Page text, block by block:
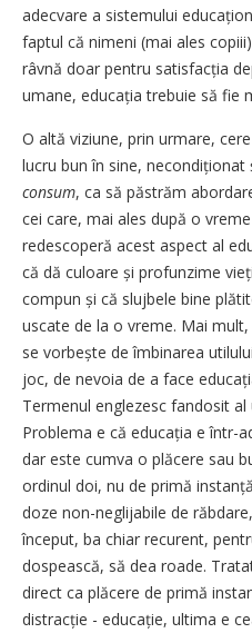
adecvare a sistemului
faptul că nimeni (mai ales
râvnă doar pentru satisfacția
umane, educația trebuie să fie
O altă viziune, prin urmare,
lucru bun în sine, necondiționat
consum, ca să păstrăm
cei care, mai ales după o
redescoperă acest aspect al
că dă culoare și profunzime
compun și că slujbele bine
uscate de la o vreme. Mai
se vorbește de îmbinarea
joc, de nevoia de a face
Termenul englezesc fandosit
Problema e că educația e într-
dar este cumva o plăcere sau
ordinul doi, nu de primă
doze non-neglijabile de
început, ba chiar recurent,
dospească, să dea roade.
direct ca plăcere de primă
distracție - educație, ultima e